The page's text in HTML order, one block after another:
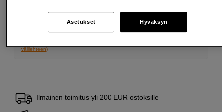
Lainaaminen maksaa!
Jos et pysty maksamaan velkaa ajoissa, saatat
liittymien tekemistä ja uusien lainojen saamista. Apua saat kuntasi talous- ja
välilehteen)
Ilmainen toimitus yli 200 EUR ostoksille
Asetukset Hyväksyn